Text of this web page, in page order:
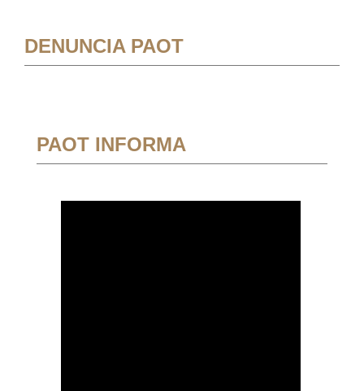
DENUNCIA PAOT
PAOT INFORMA